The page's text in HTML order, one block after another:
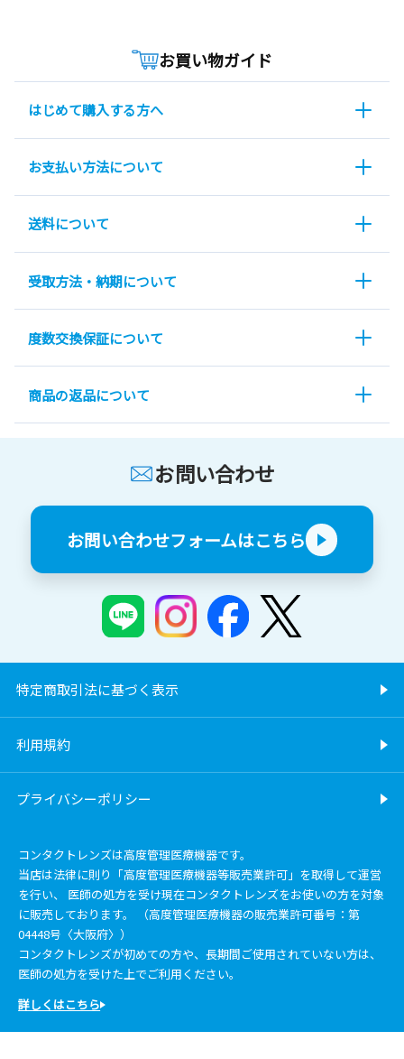
お買い物ガイド
はじめて購入する方へ
お支払い方法について
送料について
受取方法・納期について
度数交換保証について
商品の返品について
お問い合わせ
お問い合わせフォームはこちら
特定商取引法に基づく表示
利用規約
プライバシーポリシー
コンタクトレンズは高度管理医療機器です。
当店は法律に則り「高度管理医療機器等販売業許可」を取得して運営
を行い、 医師の処方を受け現在コンタクトレンズをお使いの方を対象
に販売しております。 （高度管理医療機器の販売業許可番号：第
04448号〈大阪府〉）
コンタクトレンズが初めての方や、長期間ご使用されていない方は、
医師の処方を受けた上でご利用ください。
詳しくはこちら